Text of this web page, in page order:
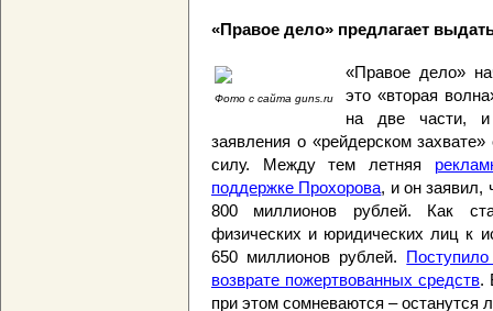
«Правое дело» предлагает
Фото с сайта guns.ru
«Правое дело»
это «вторая
на две части,
заявления о «рейдерском
силу. Между тем летняя
поддержке Прохорова, и он заявил,
800 миллионов рублей. Как
физических и юридических лиц к
650 миллионов рублей.
возврате пожертвованных средств.
при этом сомневаются – останутся